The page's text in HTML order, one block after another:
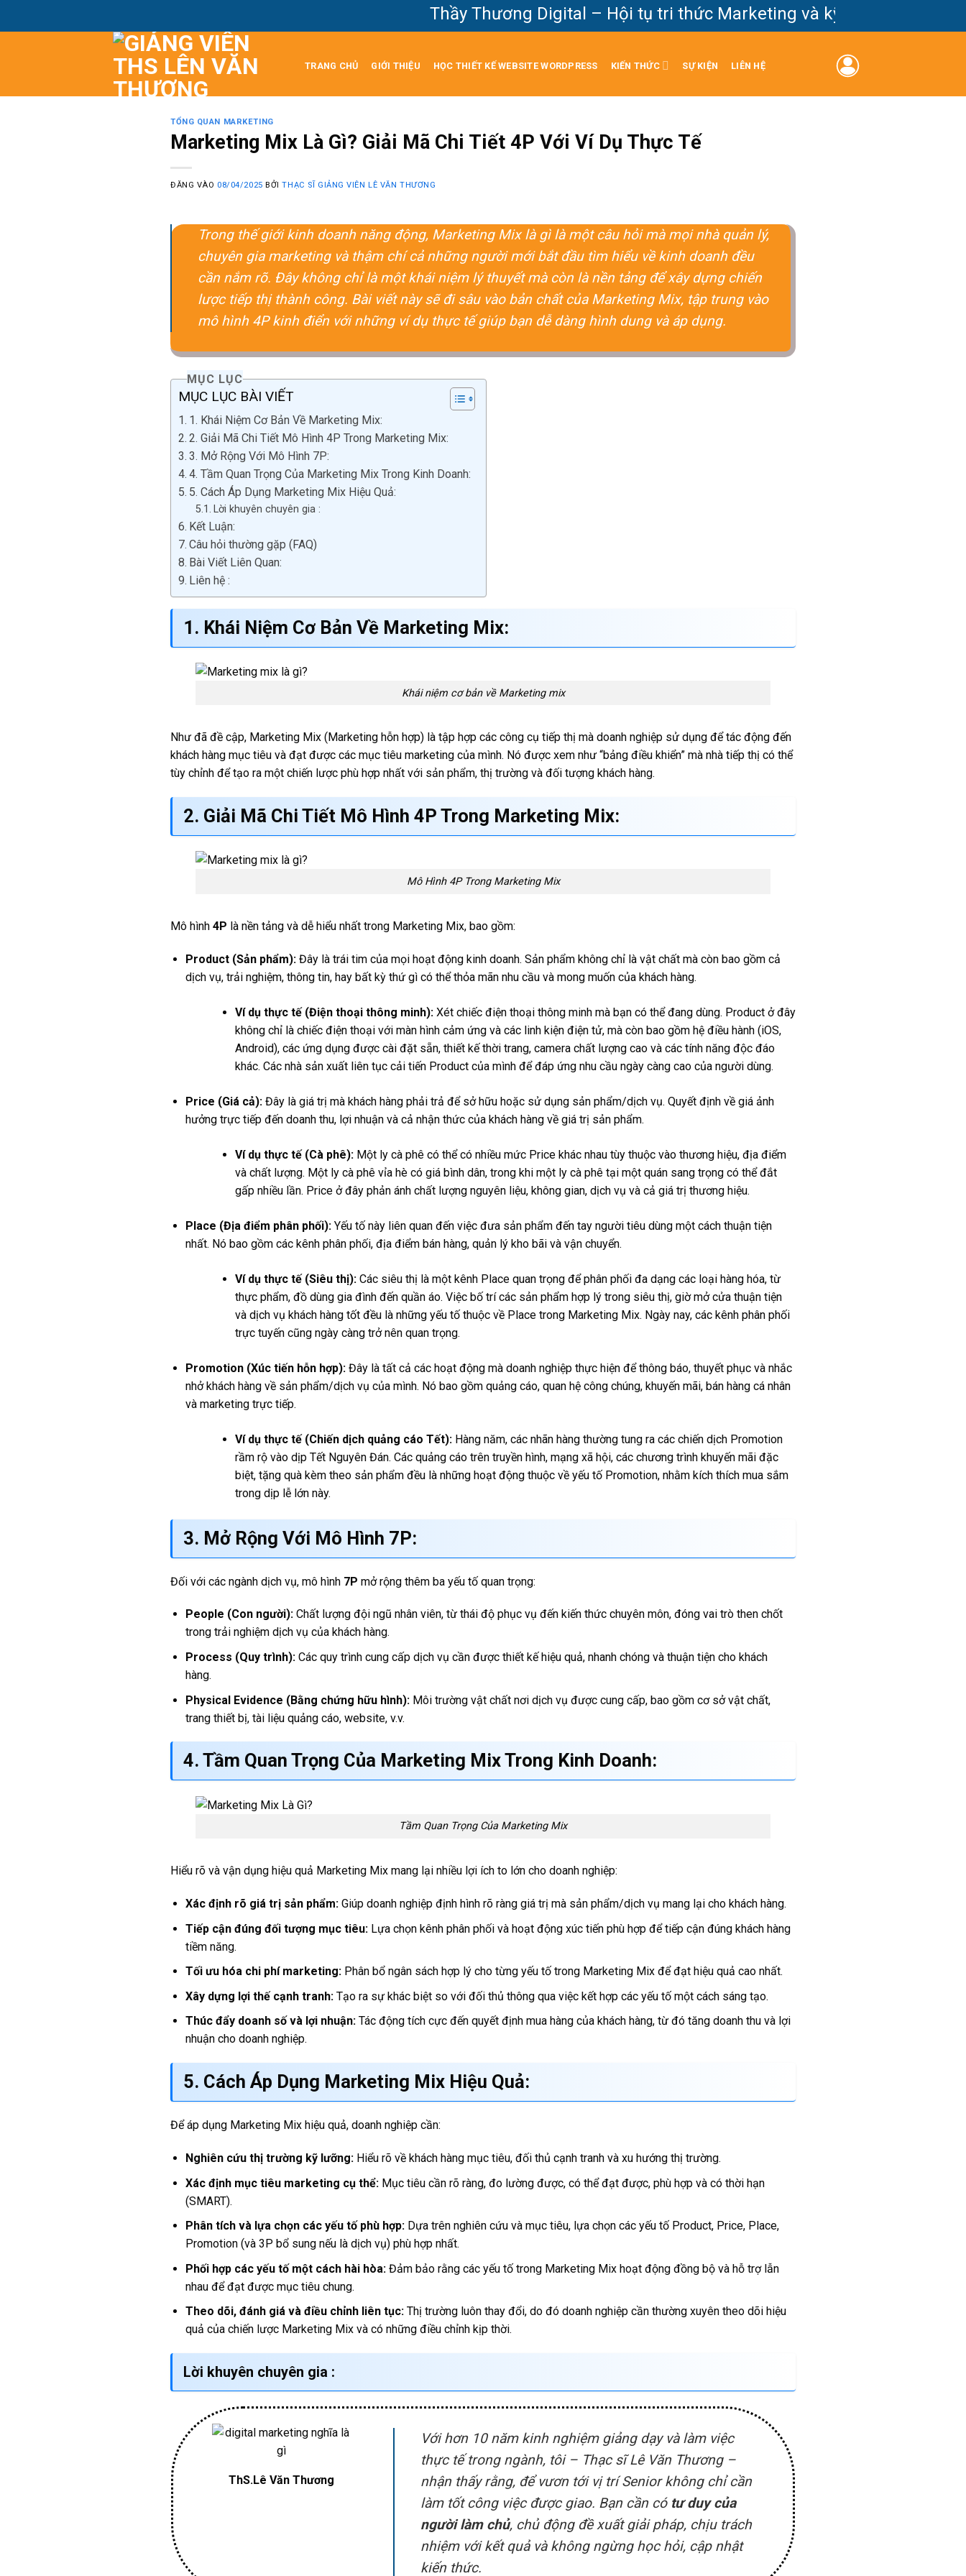
Thầy Thương Digital – Hội tụ tri thức Marketing và kỹ năng thực chiến cho
TRANG CHỦ GIỚI THIỆU HỌC THIẾT KẾ WEBSITE WORDPRESS KIẾN THỨC SỰ KIỆN LIÊN HỆ
TỔNG QUAN MARKETING
Marketing Mix Là Gì? Giải Mã Chi Tiết 4P Với Ví Dụ Thực Tế
ĐĂNG VÀO 08/04/2025 BỞITHẠC SĨ GIẢNG VIÊN LÊ VĂN THƯƠNG
Trong thế giới kinh doanh năng động, Marketing Mix là gì là một câu hỏi mà mọi nhà quản lý,
chuyên gia marketing và thậm chí cả những người mới bắt đầu tìm hiểu về kinh doanh đều
cần nắm rõ. Đây không chỉ là một khái niệm lý thuyết mà còn là nền tảng để xây dựng chiến
lược tiếp thị thành công. Bài viết này sẽ đi sâu vào bản chất của Marketing Mix, tập trung vào
mô hình 4P kinh điển với những ví dụ thực tế giúp bạn dễ dàng hình dung và áp dụng.
MỤC LỤC
MỤC LỤC BÀI VIẾT
1. Khái Niệm Cơ Bản Về Marketing Mix:
2. Giải Mã Chi Tiết Mô Hình 4P Trong Marketing Mix:
3. Mở Rộng Với Mô Hình 7P:
4. Tầm Quan Trọng Của Marketing Mix Trong Kinh Doanh:
5. Cách Áp Dụng Marketing Mix Hiệu Quả:
Lời khuyên chuyên gia :
Kết Luận:
Câu hỏi thường gặp (FAQ)
Bài Viết Liên Quan:
Liên hệ :
1. Khái Niệm Cơ Bản Về Marketing Mix:
Khái niệm cơ bản về Marketing mix
Như đã đề cập, Marketing Mix (Marketing hỗn hợp) là tập hợp các công cụ tiếp thị mà doanh nghiệp sử dụng để tác động đến
khách hàng mục tiêu và đạt được các mục tiêu marketing của mình. Nó được xem như “bảng điều khiển” mà nhà tiếp thị có thể
tùy chỉnh để tạo ra một chiến lược phù hợp nhất với sản phẩm, thị trường và đối tượng khách hàng.
2. Giải Mã Chi Tiết Mô Hình 4P Trong Marketing Mix:
Mô Hình 4P Trong Marketing Mix
Mô hình 4P là nền tảng và dễ hiểu nhất trong Marketing Mix, bao gồm:
Product (Sản phẩm):Đây là trái tim của mọi hoạt động kinh doanh. Sản phẩm không chỉ là vật chất mà còn bao gồm cả
dịch vụ, trải nghiệm, thông tin, hay bất kỳ thứ gì có thể thỏa mãn nhu cầu và mong muốn của khách hàng.
Ví dụ thực tế (Điện thoại thông minh):Xét chiếc điện thoại thông minh mà bạn có thể đang dùng. Product ở đây
không chỉ là chiếc điện thoại với màn hình cảm ứng và các linh kiện điện tử, mà còn bao gồm hệ điều hành (iOS,
Android), các ứng dụng được cài đặt sẵn, thiết kế thời trang, camera chất lượng cao và các tính năng độc đáo
khác. Các nhà sản xuất liên tục cải tiến Product của mình để đáp ứng nhu cầu ngày càng cao của người dùng.
Price (Giá cả):Đây là giá trị mà khách hàng phải trả để sở hữu hoặc sử dụng sản phẩm/dịch vụ. Quyết định về giá ảnh
hưởng trực tiếp đến doanh thu, lợi nhuận và cả nhận thức của khách hàng về giá trị sản phẩm.
Ví dụ thực tế (Cà phê):Một ly cà phê có thể có nhiều mức Price khác nhau tùy thuộc vào thương hiệu, địa điểm
và chất lượng. Một ly cà phê vỉa hè có giá bình dân, trong khi một ly cà phê tại một quán sang trọng có thể đắt
gấp nhiều lần. Price ở đây phản ánh chất lượng nguyên liệu, không gian, dịch vụ và cả giá trị thương hiệu.
Place (Địa điểm phân phối):Yếu tố này liên quan đến việc đưa sản phẩm đến tay người tiêu dùng một cách thuận tiện
nhất. Nó bao gồm các kênh phân phối, địa điểm bán hàng, quản lý kho bãi và vận chuyển.
Ví dụ thực tế (Siêu thị):Các siêu thị là một kênh Place quan trọng để phân phối đa dạng các loại hàng hóa, từ
thực phẩm, đồ dùng gia đình đến quần áo. Việc bố trí các sản phẩm hợp lý trong siêu thị, giờ mở cửa thuận tiện
và dịch vụ khách hàng tốt đều là những yếu tố thuộc về Place trong Marketing Mix. Ngày nay, các kênh phân phối
trực tuyến cũng ngày càng trở nên quan trọng.
Promotion (Xúc tiến hỗn hợp):Đây là tất cả các hoạt động mà doanh nghiệp thực hiện để thông báo, thuyết phục và nhắc
nhở khách hàng về sản phẩm/dịch vụ của mình. Nó bao gồm quảng cáo, quan hệ công chúng, khuyến mãi, bán hàng cá nhân
và marketing trực tiếp.
Ví dụ thực tế (Chiến dịch quảng cáo Tết):Hàng năm, các nhãn hàng thường tung ra các chiến dịch Promotion
rầm rộ vào dịp Tết Nguyên Đán. Các quảng cáo trên truyền hình, mạng xã hội, các chương trình khuyến mãi đặc
biệt, tặng quà kèm theo sản phẩm đều là những hoạt động thuộc về yếu tố Promotion, nhằm kích thích mua sắm
trong dịp lễ lớn này.
3. Mở Rộng Với Mô Hình 7P:
Đối với các ngành dịch vụ, mô hình 7P mở rộng thêm ba yếu tố quan trọng:
People (Con người):Chất lượng đội ngũ nhân viên, từ thái độ phục vụ đến kiến thức chuyên môn, đóng vai trò then chốt
trong trải nghiệm dịch vụ của khách hàng.
Process (Quy trình):Các quy trình cung cấp dịch vụ cần được thiết kế hiệu quả, nhanh chóng và thuận tiện cho khách
hàng.
Physical Evidence (Bằng chứng hữu hình):Môi trường vật chất nơi dịch vụ được cung cấp, bao gồm cơ sở vật chất,
trang thiết bị, tài liệu quảng cáo, website, v.v.
4. Tầm Quan Trọng Của Marketing Mix Trong Kinh Doanh:
Tầm Quan Trọng Của Marketing Mix
Hiểu rõ và vận dụng hiệu quả Marketing Mix mang lại nhiều lợi ích to lớn cho doanh nghiệp:
Xác định rõ giá trị sản phẩm:Giúp doanh nghiệp định hình rõ ràng giá trị mà sản phẩm/dịch vụ mang lại cho khách hàng.
Tiếp cận đúng đối tượng mục tiêu:Lựa chọn kênh phân phối và hoạt động xúc tiến phù hợp để tiếp cận đúng khách hàng
tiềm năng.
Tối ưu hóa chi phí marketing:Phân bổ ngân sách hợp lý cho từng yếu tố trong Marketing Mix để đạt hiệu quả cao nhất.
Xây dựng lợi thế cạnh tranh:Tạo ra sự khác biệt so với đối thủ thông qua việc kết hợp các yếu tố một cách sáng tạo.
Thúc đẩy doanh số và lợi nhuận:Tác động tích cực đến quyết định mua hàng của khách hàng, từ đó tăng doanh thu và lợi
nhuận cho doanh nghiệp.
5. Cách Áp Dụng Marketing Mix Hiệu Quả:
Để áp dụng Marketing Mix hiệu quả, doanh nghiệp cần:
Nghiên cứu thị trường kỹ lưỡng:Hiểu rõ về khách hàng mục tiêu, đối thủ cạnh tranh và xu hướng thị trường.
Xác định mục tiêu marketing cụ thể:Mục tiêu cần rõ ràng, đo lường được, có thể đạt được, phù hợp và có thời hạn
(SMART).
Phân tích và lựa chọn các yếu tố phù hợp:Dựa trên nghiên cứu và mục tiêu, lựa chọn các yếu tố Product, Price, Place,
Promotion (và 3P bổ sung nếu là dịch vụ) phù hợp nhất.
Phối hợp các yếu tố một cách hài hòa:Đảm bảo rằng các yếu tố trong Marketing Mix hoạt động đồng bộ và hỗ trợ lẫn
nhau để đạt được mục tiêu chung.
Theo dõi, đánh giá và điều chỉnh liên tục:Thị trường luôn thay đổi, do đó doanh nghiệp cần thường xuyên theo dõi hiệu
quả của chiến lược Marketing Mix và có những điều chỉnh kịp thời.
Lời khuyên chuyên gia :
ThS.Lê Văn Thương
Với hơn 10 năm kinh nghiệm giảng dạy và làm việc
thực tế trong ngành, tôi – Thạc sĩ Lê Văn Thương –
nhận thấy rằng, để vươn tới vị trí Senior không chỉ cần
làm tốt công việc được giao. Bạn cần có tư duy của
người làm chủ, chủ động đề xuất giải pháp, chịu trách
nhiệm với kết quả và không ngừng học hỏi, cập nhật
kiến thức.